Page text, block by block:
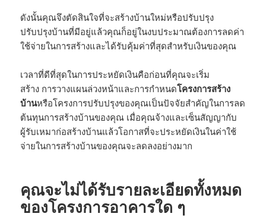
ดังนั้นคุณจึงตัดสินใจที่จะสร้างบ้านใหม่หรือปรับปรุง
ปรับปรุงบ้านที่มีอยู่แล้วคุณก็อยู่ในงบประมาณต้องการลดค่า
ใช้จ่ายในการสร้างและได้รับคุ้มค่าที่สุดสำหรับเงินของคุณ
เวลาที่ดีที่สุดในการประหยัดเงินคือก่อนที่คุณจะเริ่ม
สร้าง การวางแผนล่วงหน้าและการกำหนดโครงการสร้าง
บ้านหรือโครงการปรับปรุงของคุณเป็นปัจจัยสำคัญในการลด
ต้นทุนการสร้างบ้านของคุณ เมื่อคุณจ้างและเซ็นสัญญากับ
ผู้รับเหมาก่อสร้างบ้านแล้วโอกาสที่จะประหยัดเงินในค่าใช้
จ่ายในการสร้างบ้านของคุณจะลดลงอย่างมาก
คุณจะไม่ได้รับรายละเอียดทั้งหมด
ของโครงการอาคารใด ๆ